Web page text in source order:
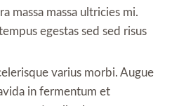
massa massa ultricies mi.
egestas sed sed risus
varius morbi. Augue
in fermentum et